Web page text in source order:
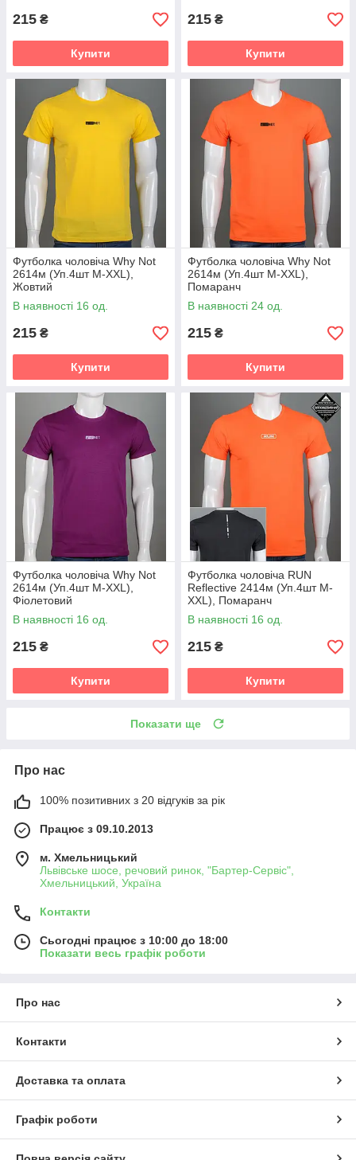
215 ₴
Купити
215 ₴
Купити
Футболка чоловіча Why Not
2614м (Уп.4шт M-XXL),
Жовтий
В наявності 16 од.
215 ₴
Купити
Футболка чоловіча Why Not
2614м (Уп.4шт M-XXL),
Помаранч
В наявності 24 од.
215 ₴
Купити
Футболка чоловіча Why Not
2614м (Уп.4шт M-XXL),
Фіолетовий
В наявності 16 од.
215 ₴
Купити
Футболка чоловіча RUN
Reflective 2414м (Уп.4шт M-
XXL), Помаранч
В наявності 16 од.
215 ₴
Купити
Показати ще
Про нас
100% позитивних з 20 відгуків за рік
Працює з 09.10.2013
м. Хмельницький
Львівське шосе, речовий ринок, "Бартер-Сервіс",
Хмельницький, Україна
Контакти
Сьогодні працює з 10:00 до 18:00
Показати весь графік роботи
Про нас
Контакти
Доставка та оплата
Графік роботи